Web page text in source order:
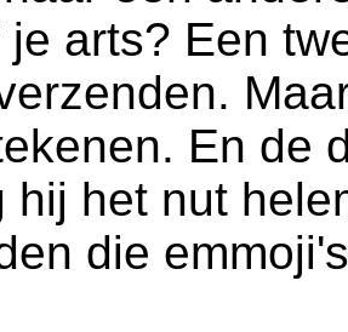
arts? Een
En de
hij het nut
die